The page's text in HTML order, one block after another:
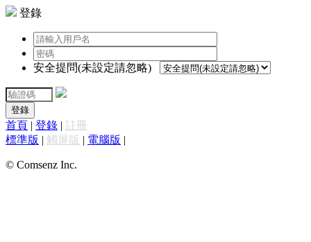
登錄
安全提問(未設定請忽略)
登錄
首頁 | 登錄 | 註冊
標準版 | 觸屏版 | 電腦版 |
© Comsenz Inc.